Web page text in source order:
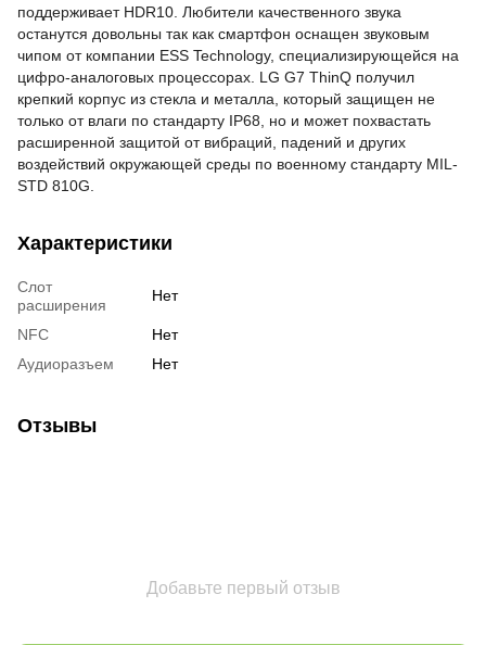
поддерживает HDR10. Любители качественного звука
останутся довольны так как смартфон оснащен звуковым
чипом от компании ESS Technology, специализирующейся на
цифро-аналоговых процессорах. LG G7 ThinQ получил
крепкий корпус из стекла и металла, который защищен не
только от влаги по стандарту IP68, но и может похвастать
расширенной защитой от вибраций, падений и других
воздействий окружающей среды по военному стандарту MIL-
STD 810G.
Характеристики
Слот
расширения
Нет
NFC
Нет
Аудиоразъем
Нет
Отзывы
Добавьте первый отзыв